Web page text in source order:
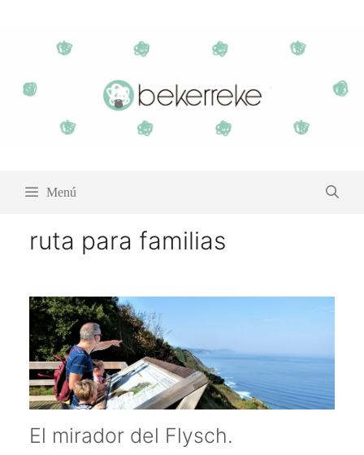
contenido
Menú
ruta para familias
El mirador del Flysch.